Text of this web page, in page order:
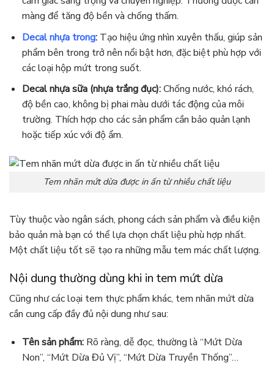
màng để tăng độ bền và chống thấm.
Decal nhựa trong:Tạo hiệu ứng nhìn xuyên thấu, giúp sản
phẩm bên trong trở nên nổi bật hơn, đặc biệt phù hợp với
các loại hộp mứt trong suốt.
Decal nhựa sữa (nhựa trắng đục):Chống nước, khó rách,
độ bền cao, không bị phai màu dưới tác động của môi
trường. Thích hợp cho các sản phẩm cần bảo quản lạnh
hoặc tiếp xúc với độ ẩm.
Tem nhãn mứt dừa được in ấn từ nhiều chất liệu
Tùy thuộc vào ngân sách, phong cách sản phẩm và điều kiện
bảo quản mà bạn có thể lựa chọn chất liệu phù hợp nhất.
Một chất liệu tốt sẽ tạo ra những mẫu tem mác chất lượng.
Nội dung thường dùng khi in tem mứt dừa
Cũng như các loại tem thực phẩm khác, tem nhãn mứt dừa
cần cung cấp đầy đủ nội dung như sau:
Tên sản phẩm: Rõ ràng, dễ đọc, thường là “Mứt Dừa
Non”, “Mứt Dừa Đủ Vị”, “Mứt Dừa Truyền Thống”…